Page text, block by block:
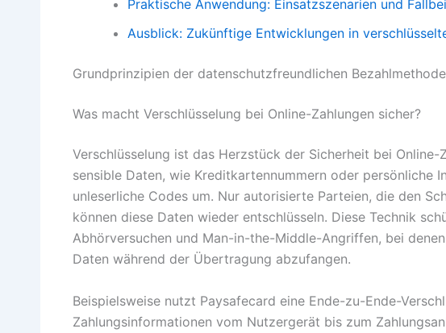
Praktische Anwendung: Einsatzszenarien und
Ausblick: Zukünftige Entwicklungen in
Grundprinzipien der datenschutzfreundlichen
Was macht Verschlüsselung bei Online-Zahlungen sicher?
Verschlüsselung ist das Herzstück der Sicherheit bei Online-
sensible Daten, wie Kreditkartennummern oder persönliche
unleserliche Codes um. Nur autorisierte Parteien, die den
können diese Daten wieder entschlüsseln. Diese Technik
Abhörversuchen und Man-in-the-Middle-Angriffen, bei
Daten während der Übertragung abzufangen.
Beispielsweise nutzt Paysafecard eine Ende-zu-Ende-
Zahlungsinformationen vom Nutzergerät bis zum